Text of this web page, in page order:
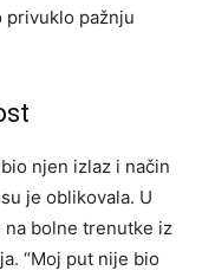
privuklo pažnju
njen izlaz i način
je oblikovala. U
bolne trenutke iz
“Moj put nije bio